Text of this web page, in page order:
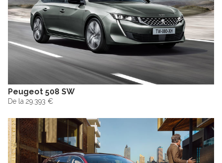
Peugeot 508 SW
De la 29.393 €